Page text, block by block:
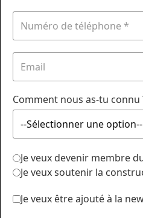
Comment nous as-tu connu
Je veux devenir membre
Je veux soutenir la
Je veux être ajouté à la